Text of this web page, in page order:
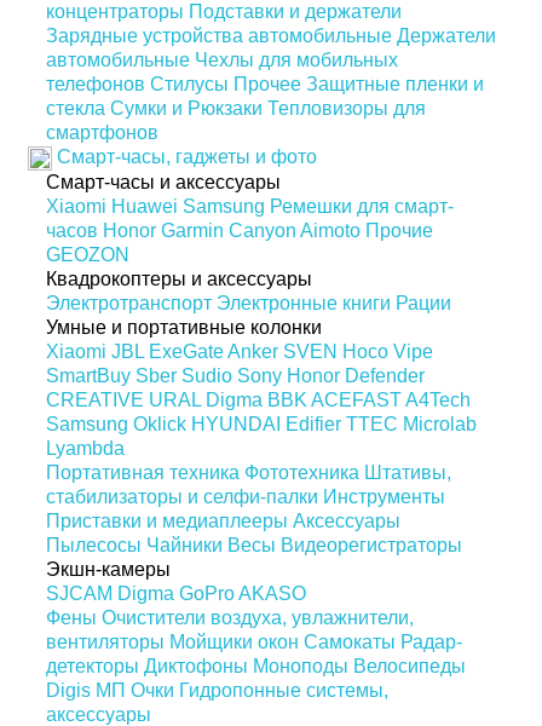
концентраторы Подставки и держатели
Зарядные устройства автомобильные Держатели
автомобильные Чехлы для мобильных
телефонов Стилусы Прочее Защитные пленки и
стекла Сумки и Рюкзаки Тепловизоры для
смартфонов
Смарт-часы, гаджеты и фото
Смарт-часы и аксессуары
Xiaomi Huawei Samsung Ремешки для смарт-
часов Honor Garmin Canyon Aimoto Прочие
GEOZON
Квадрокоптеры и аксессуары
Электротранспорт Электронные книги Рации
Умные и портативные колонки
Xiaomi JBL ExeGateAnker SVEN Hoco Vipe
SmartBuy Sber Sudio Sony Honor Defender
CREATIVE URAL Digma BBK ACEFASTA4Tech
Samsung Oklick HYUNDAI Edifier TTEC Microlab
Lyambda
Портативная техника Фототехника Штативы,
стабилизаторы и селфи-палки Инструменты
Приставки и медиаплееры Аксессуары
Пылесосы Чайники Весы Видеорегистраторы
Экшн-камеры
SJCAM Digma GoProAKASO
Фены Очистители воздуха, увлажнители,
вентиляторы Мойщики окон Самокаты Радар-
детекторы Диктофоны Моноподы Велосипеды
Digis МП Очки Гидропонные системы,
аксессуары